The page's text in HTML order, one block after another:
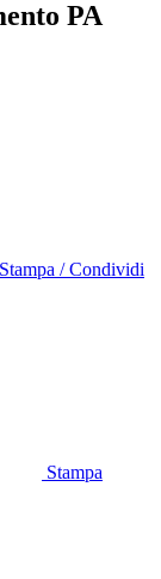
PA
Stampa / Condividi
Stampa